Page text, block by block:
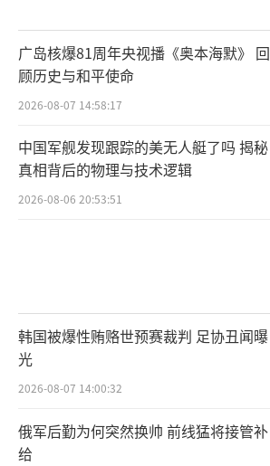
广岛核爆81周年央视播《奥本海默》 回
顾历史与和平使命
2026-08-07 14:58:17
中国军舰发现跟踪的美无人艇了吗 揭秘
真相背后的物理与技术逻辑
2026-08-06 20:53:51
韩国被爆性贿赂世预赛裁判 足协丑闻曝
光
2026-08-07 14:00:32
俄军后勤为何突然换帅 前线猛将接管补
给